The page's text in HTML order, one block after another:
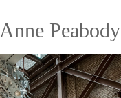
Anne Peabody